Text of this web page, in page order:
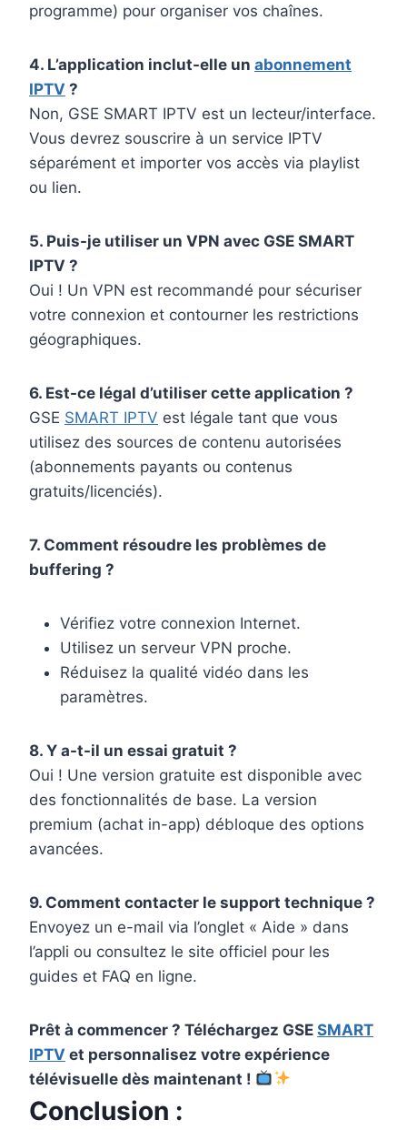
programme) pour organiser vos chaînes.
4. L’application inclut-elle un abonnement
IPTV ?
Non, GSE SMART IPTV est un lecteur/interface.
Vous devrez souscrire à un service IPTV
séparément et importer vos accès via playlist
ou lien.
5. Puis-je utiliser un VPN avec GSE SMART
IPTV ?
Oui ! Un VPN est recommandé pour sécuriser
votre connexion et contourner les restrictions
géographiques.
6. Est-ce légal d’utiliser cette application ?
GSE SMART IPTV est légale tant que vous
utilisez des sources de contenu autorisées
(abonnements payants ou contenus
gratuits/licenciés).
7. Comment résoudre les problèmes de
buffering ?
Vérifiez votre connexion Internet.
Utilisez un serveur VPN proche.
Réduisez la qualité vidéo dans les
paramètres.
8. Y a-t-il un essai gratuit ?
Oui ! Une version gratuite est disponible avec
des fonctionnalités de base. La version
premium (achat in-app) débloque des options
avancées.
9. Comment contacter le support technique ?
Envoyez un e-mail via l’onglet « Aide » dans
l’appli ou consultez le site officiel pour les
guides et FAQ en ligne.
Prêt à commencer ? Téléchargez GSE SMART
IPTV et personnalisez votre expérience
télévisuelle dès maintenant !
Conclusion :